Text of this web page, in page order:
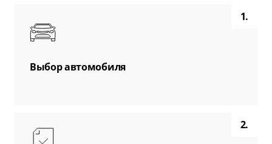
1.
Выбор автомобиля
2.